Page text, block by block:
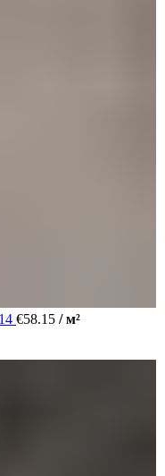
€58.15 / м²